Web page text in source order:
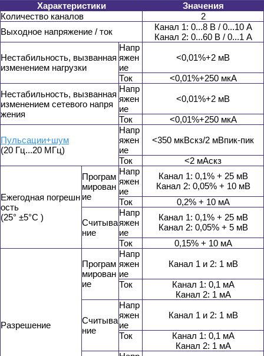
Характеристики
Значения
Количество каналов
2
Выходное напряжение / ток
Канал 1: 0...8 В / 0...10 А
Канал 2: 0...60 В / 0...1 А
Нестабильность, вызванная
изменением нагрузки
Напр
яжен
ие
<0,01%+2 мВ
Ток
<0,01%+250 мкА
Нестабильность, вызванная
изменением сетевого напря
жения
Напр
яжен
ие
<0,01%+2 мВ
Ток <0,01%+250 мкА
Пульсации+шум
(20 Гц...20 МГц)
Напр
яжен
ие
<350 мкВскз/2 мВпик-пик
Ток <2 мАскз
Ежегодная погрешн
ость
(25° ±5°C )
Програм
мирован
ие
Напр
яжен
ие
Канал 1: 0,1% + 25 мВ
Канал 2: 0,05% + 10 мВ
Ток
0,2% + 10 мА
Считыва
ние
Напр
яжен
ие
Канал 1: 0,1% + 25 мВ
Канал 2: 0,05% + 5 мВ
Ток
0,15% + 10 мА
Разрешение
Програм
мирован
ие
Напр
яжен
ие
Канал 1 и 2: 1 мВ
Ток
Канал 1: 0,1 мА
Канал 2: 1 мА
Считыва
ние
Напр
яжен
ие
Канал 1 и 2: 1 мВ
Ток
Канал 1: 0,1 мА
Канал 2: 1 мА